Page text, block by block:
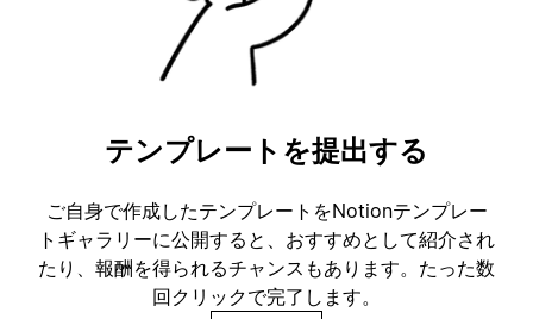
テンプレートを提出する
ご自身で作成したテンプレートをNotionテンプレー
トギャラリーに公開すると、おすすめとして紹介され
たり、報酬を得られるチャンスもあります。たった数
回クリックで完了します。